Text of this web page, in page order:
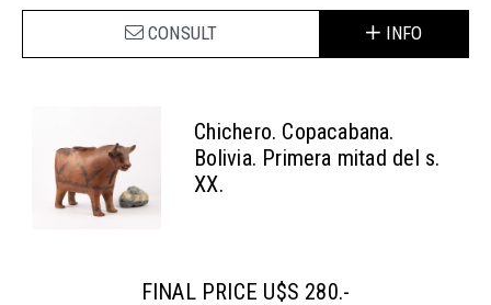
CONSULT INFO
Chichero. Copacabana.
Bolivia. Primera mitad del s.
XX.
FINAL PRICE U$S 280.-